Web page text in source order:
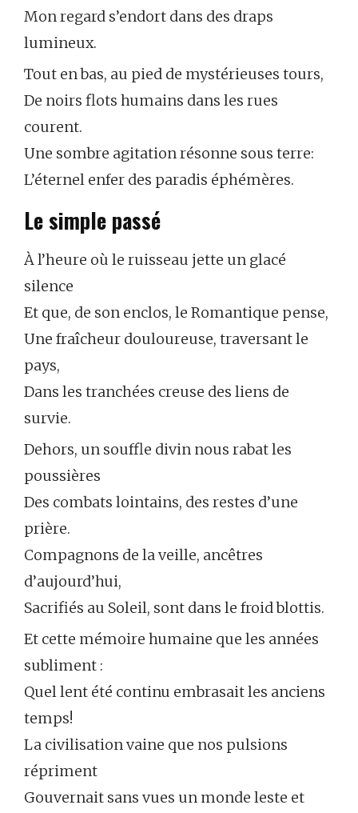
Mon regard s’endort dans des draps
lumineux.
Tout en bas, au pied de mystérieuses tours,
De noirs flots humains dans les rues
courent.
Une sombre agitation résonne sous terre:
L’éternel enfer des paradis éphémères.
Le simple passé
À l’heure où le ruisseau jette un glacé
silence
Et que, de son enclos, le Romantique pense,
Une fraîcheur douloureuse, traversant le
pays,
Dans les tranchées creuse des liens de
survie.
Dehors, un souffle divin nous rabat les
poussières
Des combats lointains, des restes d’une
prière.
Compagnons de la veille, ancêtres
d’aujourd’hui,
Sacrifiés au Soleil, sont dans le froid blottis.
Et cette mémoire humaine que les années
subliment :
Quel lent été continu embrasait les anciens
temps!
La civilisation vaine que nos pulsions
répriment
Gouvernait sans vues un monde leste et